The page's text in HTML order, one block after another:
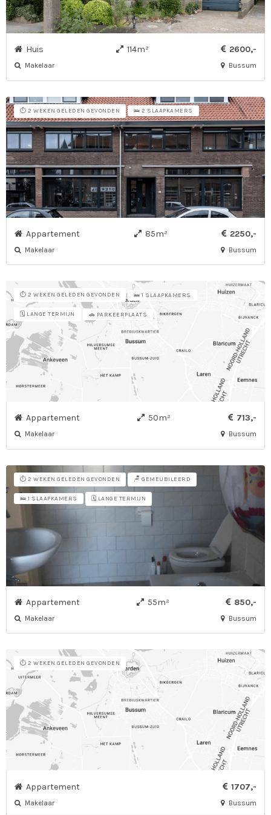
Huis 114m² 2600,-
Makelaar Bussum
⏱️ 2 WEKEN GELEDEN GEVONDEN 🛌 2 SLAAPKAMERS
Appartement 85m² 2250,-
Makelaar Bussum
⏱️ 2 WEKEN GELEDEN GEVONDEN 🛌 1 SLAAPKAMERS
🗓️ LANGE TERMIJN 🚗 PARKEERPLAATS
Appartement 50m² 713,-
Makelaar Bussum
⏱️ 2 WEKEN GELEDEN GEVONDEN 🪑 GEMEUBILEERD
🛌 1 SLAAPKAMERS 🗓️ LANGE TERMIJN
Appartement 55m² 850,-
Makelaar Bussum
⏱️ 2 WEKEN GELEDEN GEVONDEN
Appartement 1707,-
Makelaar Bussum